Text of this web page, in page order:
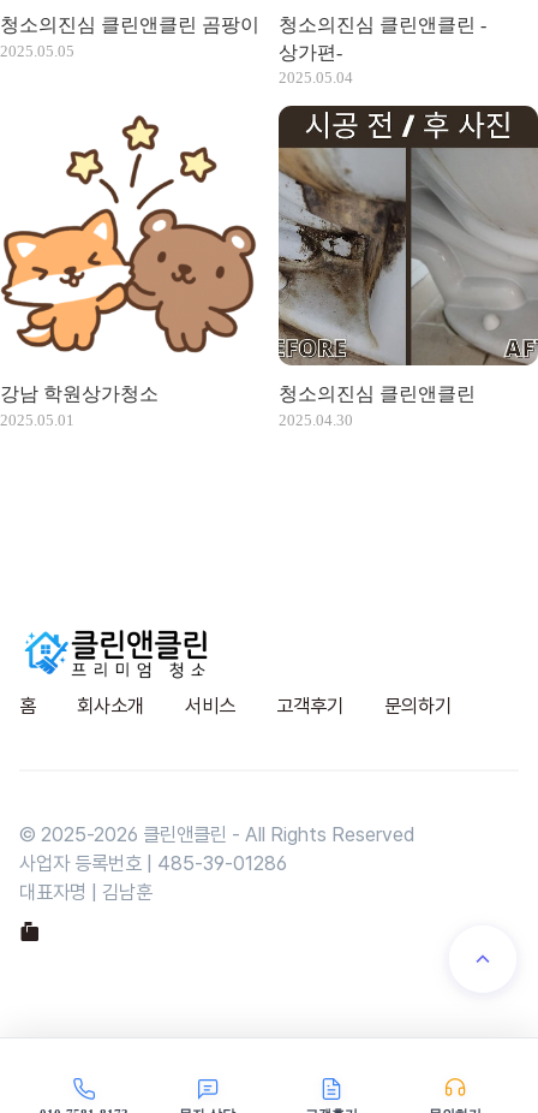
청소의진심 클린앤클린 곰팡이
2025.05.05
청소의진심 클린앤클린 -
상가편-
2025.05.04
강남 학원상가청소
2025.05.01
청소의진심 클린앤클린
2025.04.30
홈 회사소개 서비스 고객후기 문의하기
© 2025-2026 클린앤클린 - All Rights Reserved
사업자 등록번호 | 485-39-01286
대표자명 | 김남훈